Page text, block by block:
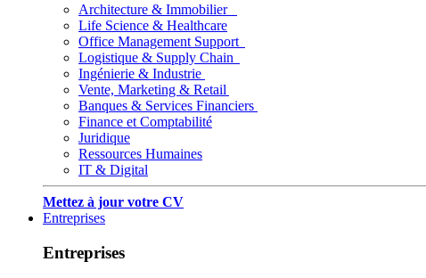
Architecture & Immobilier
Life Science & Healthcare
Office Management Support
Logistique & Supply Chain
Ingénierie & Industrie
Vente, Marketing & Retail
Banques & Services Financiers
Finance et Comptabilité
Juridique
Ressources Humaines
IT & Digital
Mettez à jour votre CV
Entreprises
Entreprises